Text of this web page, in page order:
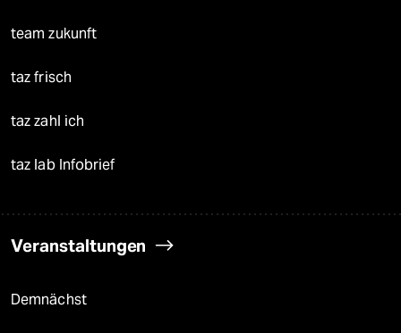
team zukunft
taz frisch
taz zahl ich
taz lab Infobrief
Veranstaltungen
Demnächst